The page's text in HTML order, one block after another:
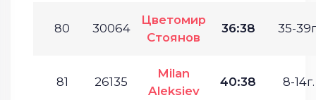
80 30064
Цветомир
Стоянов
36:38 35-
81 26135
Milan
Aleksiev
40:38 8-14г.